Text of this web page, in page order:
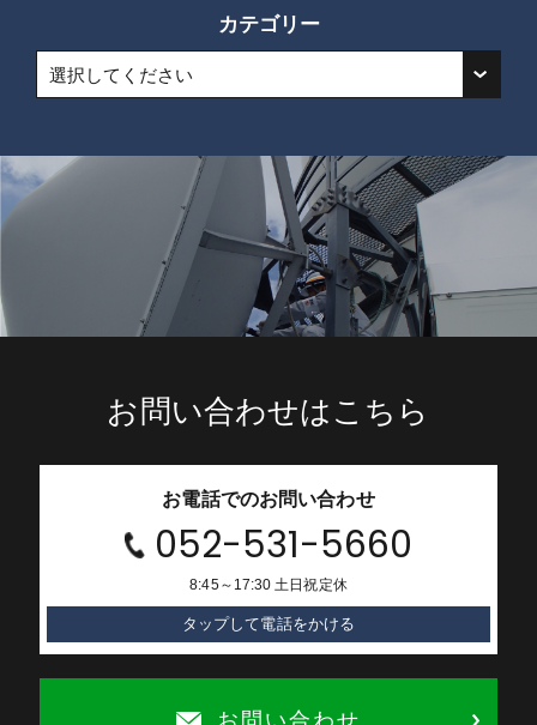
カテゴリー
選択してください
お問い合わせはこちら
お電話でのお問い合わせ
052-531-5660
8:45～17:30 土日祝定休
タップして電話をかける
お問い合わせ